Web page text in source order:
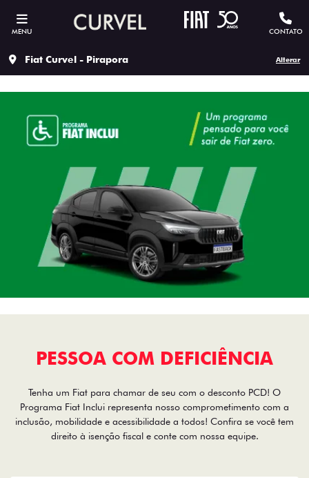
MENU CONTATO
Fiat Curvel - Pirapora Alterar
PESSOA COM DEFICIÊNCIA
Tenha um Fiat para chamar de seu com o desconto PCD! O
Programa Fiat Inclui representa nosso comprometimento com a
inclusão, mobilidade e acessibilidade a todos! Confira se você tem
direito à isenção fiscal e conte com nossa equipe.